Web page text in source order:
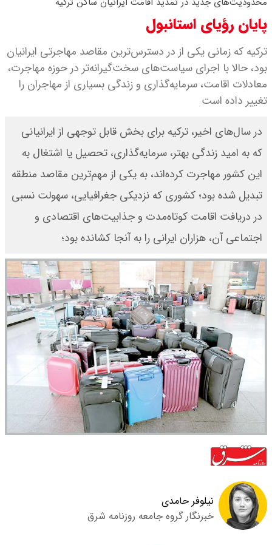
۱۴۰۵/ صعود طلا ادامه‌دار شد
۱۴۰۵ اعلام شد/ طلا بر مدار صعود
/ نفت صعودی شد + جدول
پایان رؤیای استانبول
ترکیه که زمانی یکی از در دسترس‌ترین مقاصد مهاجرتی ایرانیان
بود، حالا با اجرای سیاست‌های سخت‌گیرانه‌تر در حوزه مهاجرت،
معادلات اقامت، سرمایه‌گذاری و زندگی بسیاری از مهاجران را
تغییر داده است
در سال‌های اخیر، ترکیه برای بخش قابل توجهی از ایرانیانی
که به امید زندگی بهتر، سرمایه‌گذاری، تحصیل یا اشتغال به
این کشور مهاجرت کرده‌اند، به یکی از مهم‌ترین مقاصد منطقه
تبدیل شده بود؛ کشوری که نزدیکی جغرافیایی، سهولت نسبی
در دریافت اقامت کوتاه‌مدت و جذابیت‌های اقتصادی و
اجتماعی آن، هزاران ایرانی را به آنجا کشانده بود؛
نیلوفر حامدی
خبرنگار گروه جامعه روزنامه شرق